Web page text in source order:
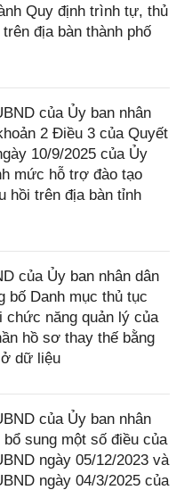
Quy định trình tự, thủ
địa bàn thành phố
của Ủy ban nhân
2 Điều 3 của Quyết
10/9/2025 của Ủy
mức hỗ trợ đào tạo
hồi trên địa bàn tỉnh
của Ủy ban nhân dân
bố Danh mục thủ tục
chức năng quản lý của
hồ sơ thay thế bằng
dữ liệu
của Ủy ban nhân
sung một số điều của
ngày 05/12/2023 và
ngày 04/3/2025 của